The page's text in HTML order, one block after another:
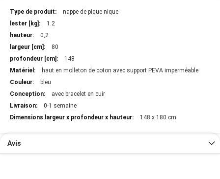
Plus
d'information
nappe de pique-nique
1.2
0,2
80
148
haut en molleton de coton avec support PEVA imperméable
bleu
avec bracelet en cuir
0-1 semaine
148 x 180 cm
Avis